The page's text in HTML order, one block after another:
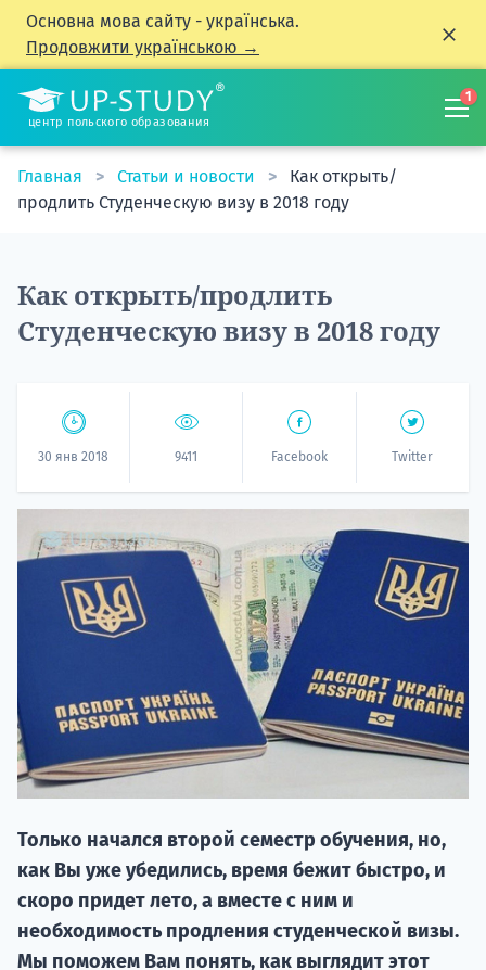
Основна мова сайту - українська.
Продовжити українською →
центр польского образования
1
Главная Статьи и новости
Как открыть/
продлить Студенческую визу в 2018 году
Как открыть/продлить
Студенческую визу в 2018 году
30 янв 2018 9411 Facebook Twitter
Только начался второй семестр обучения, но,
как Вы уже убедились, время бежит быстро, и
скоро придет лето, а вместе с ним и
необходимость продления студенческой визы.
Мы поможем Вам понять, как выглядит этот
НАБОР